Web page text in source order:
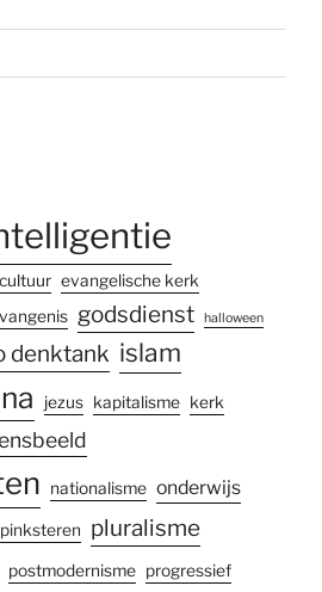
cultuur evangelische kerk
godsdienst halloween
denktank islam
jezus kapitalisme kerk
nationalisme onderwijs
pinksteren pluralisme
postmodernisme progressief